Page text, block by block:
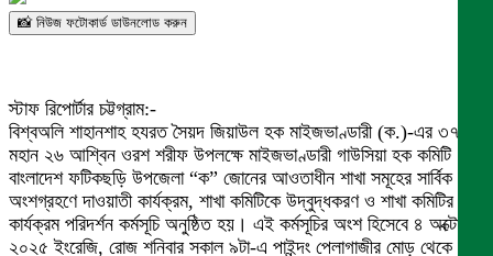
📸 নিউজ ফটোকার্ড ডাউনলোড করুন
স্টাফ রিপোর্টার চট্টগ্রাম:-
বিশ্বঅলি শাহানশাহ হযরত সৈয়দ জিয়াউল হক মাইজভাণ্ডারী (ক.)-এর ৩৭তম
মহান ২৬ আশ্বিন ওরশ শরীফ উপলক্ষে মাইজভাণ্ডারী গাউসিয়া হক কমিটি
বাংলাদেশ ফটিকছড়ি উপজেলা “ক” জোনের আওতাধীন শাখা সমূহের সার্বিক
অংশগ্রহণে দাওয়াতী কার্যক্রম, শাখা কমিটিকে উদ্বুদ্ধকরণ ও শাখা কমিটির
কার্যক্রম পরিদর্শন কর্মসূচি অনুষ্ঠিত হয়। এই কর্মসূচির অংশ হিসেবে ৪ অক্টোবর
২০২৫ ইংরেজি, রোজ শনিবার সকাল ৯টা-এ পাইন্দং পেলাগাজীর মোড় থেকে এক